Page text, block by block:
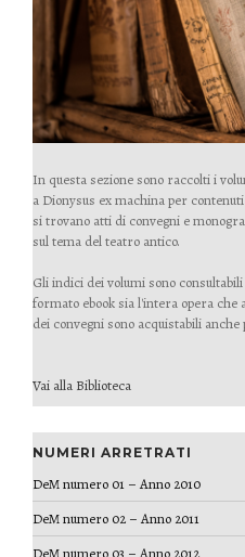
In questa sezione sono raccolti i
a Dionysus ex machina per
si trovano atti di convegni e
sul tema del teatro antico.
Gli indici dei volumi sono
formato ebook sia l'intera opera che
dei convegni sono acquistabili
Vai alla Biblioteca
NUMERI ARRETRATI
DeM numero 01 – Anno 2010
DeM numero 02 – Anno 2011
DeM numero 03 – Anno 2012